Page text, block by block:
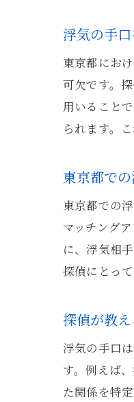
浮気の手
東京都にお
可欠です。
用いること
られます。
東京都で
東京都での
マッチング
に、浮気相
探偵にとっ
探偵が教
浮気の手口
す。例えば
た関係を特